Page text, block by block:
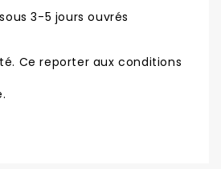
3-5 jours ouvrés
Ce reporter aux conditions